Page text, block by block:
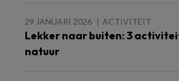
29 JANUARI 2026 ACTIVITEIT
Lekker naar buiten: 3
natuur